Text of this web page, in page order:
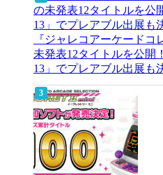
『ジャレコアーケードコ
未発表12タイトルを公開
13」でプレアブル出展も